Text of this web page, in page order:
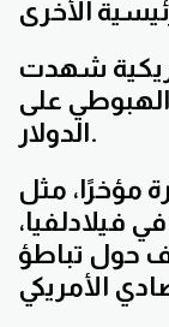
شهدت
الهبوطي على
الدولار.
مؤخرًا، مثل
فيلادلفيا،
حول تباطؤ